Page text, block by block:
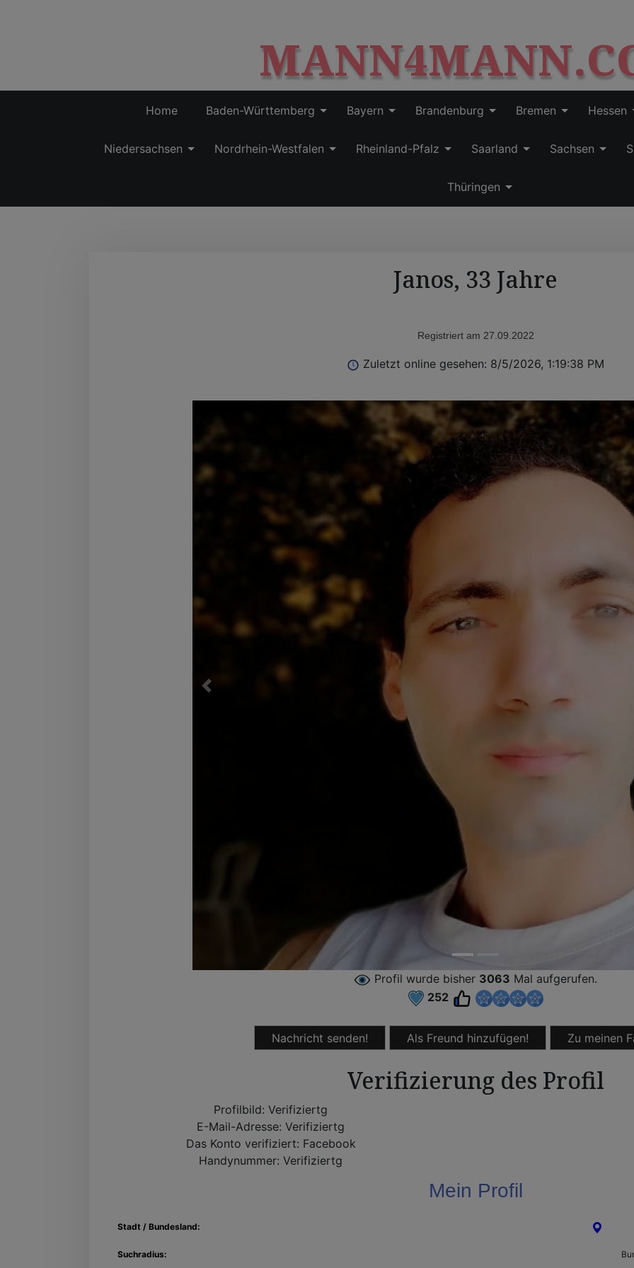
p
t
o
c
n
n
Home Baden-Württemberg Bayern Brandenburg Bremen Hessen
Niedersachsen Nordrhein-Westfalen Rheinland-Pfalz Saarland Sachsen
Thüringen
Janos, 33 Jahre
Registriert am 27.09.2022
Zuletzt online gesehen: 8/5/2026, 1:19:38 PM
Profil wurde bisher 3063 Mal aufgerufen.
252
Nachricht senden! Als Freund hinzufügen! Zu meinen
Verifizierung des Profil
Profilbild: Verifiziertg
E-Mail-Adresse: Verifiziertg
Das Konto verifiziert: Facebook
Handynummer: Verifiziertg
Mein Profil
Stadt / Bundesland:
Suchradius: